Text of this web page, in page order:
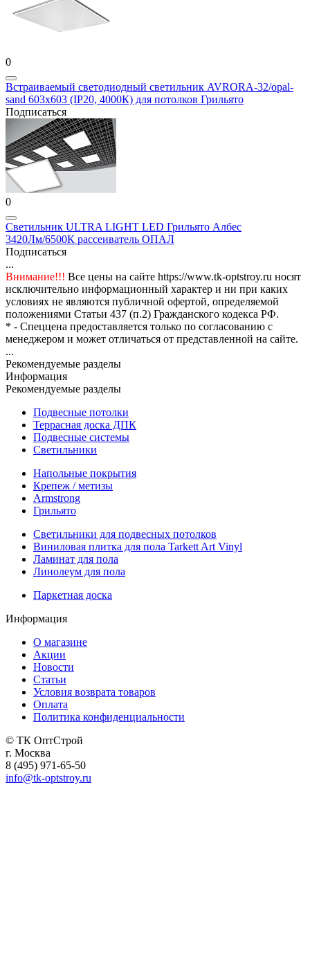
0
Встраиваемый светодиодный светильник AVRORA-32/opal-
sand 603х603 (IP20, 4000К) для потолков Грильято
Подписаться
0
Светильник ULTRA LIGHT LED Грильято Албес
3420Лм/6500К рассеиватель ОПАЛ
Подписаться
...
Внимание!!! Все цены на сайте https://www.tk-optstroy.ru носят
исключительно информационный характер и ни при каких
условиях не являются публичной офертой, определяемой
положениями Статьи 437 (п.2) Гражданского кодекса РФ.
* - Спеццена предоставляется только по согласованию с
менеджером и может отличаться от представленной на сайте.
...
Рекомендуемые разделы
Информация
Рекомендуемые разделы
Подвесные потолки
Террасная доска ДПК
Подвесные системы
Светильники
Напольные покрытия
Крепеж / метизы
Armstrong
Грильято
Светильники для подвесных потолков
Виниловая плитка для пола Tarkett Art Vinyl
Ламинат для пола
Линолеум для пола
Паркетная доска
Информация
О магазине
Акции
Новости
Статьи
Условия возврата товаров
Оплата
Политика конфиденциальности
© ТК ОптСтрой
г. Москва
8 (495) 971-65-50
info@tk-optstroy.ru